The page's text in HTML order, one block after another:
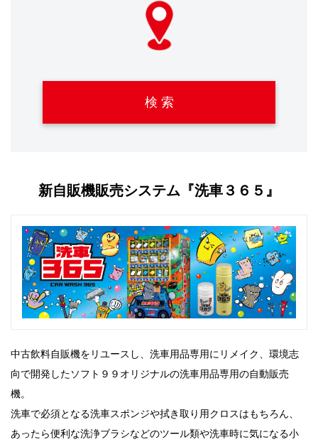
検 索
新自販機販売システム『洗車３６５』
中古飲料自販機をリユースし、洗車用品専用にリメイク、環境志
向で開発したソフト９９オリジナルの洗車用品専用の自動販売
機。
洗車で必須となる洗車スポンジや拭き取り用クロスはもちろん、
あったら便利な洗浄ブラシなどのツール類や洗車時に気になる小